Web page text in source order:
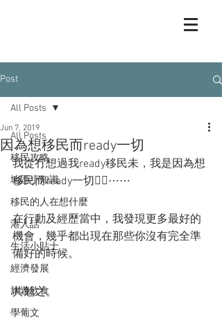
Post
All Posts
移民攻略
地區小知識
移民的人在想什麼
港人話
生活小貼士
經濟發展
旅遊飲食
學葡文
All Posts
因為想移民而ready一切
Jun 7, 2019
我從冇想過我ready移民未，我是因為想
移民而ready一切🏋️‍♂️⋯⋯
在行動及經歷當中，我發現更多最好的
機會，幾乎都出現在那些你沒有完全準
備好的時候。
共勉之。